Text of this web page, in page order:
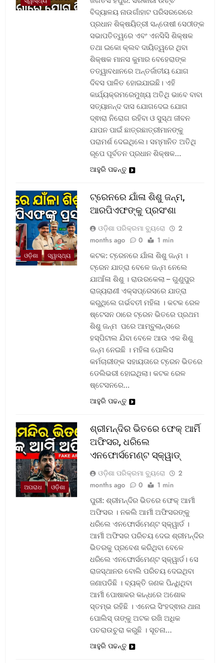
ବିଦ୍ୟାଳୟ ନାଉଗାଁହାଟ ପରିସରରେରେ
ପ୍ରଧାନ ଶିକ୍ଷୟିତ୍ରୀ ସନ୍ତୋଷୀ ସେଠୀଙ୍କ
ସଭାପତିତ୍ୱରେ ଏବଂ ଏନସିସି ଶିକ୍ଷକ
ତଥା ଇକୋ କ୍ଲବ ଦାୟିତ୍ୱରେ ଥିବା
ଶିକ୍ଷକ ମାନସ କୁମାର ବେହେରାଙ୍କ
ତତ୍ୱାବଧାନରେ ଅନ୍ତର୍ଜାତୀୟ ଯୋଗ
ଦିବସ ପାଳିତ ହୋଇଯାଇଛି। ଏହି
କାର୍ଯ୍ୟକ୍ରମରେମୁଖ୍ୟ ଅତିଥି ଭାବେ ବାବା
ସତ୍ୟାନନ୍ଦ ଦାସ ଯୋଗଦେଇ ଯୋଗ
ଦ୍ଵାରା ନିରୋଗ ରହିବା ଓ ସୁସ୍ଥ ଜୀବନ
ଯାପନ ପାଇଁ ଛାତ୍ରଛାତ୍ରୀମାନଙ୍କୁ
ପରାମର୍ଶ ଦେଇଥିଲେ। ସମ୍ମାନିତ ଅତିଥି
ରୂପେ ପୂର୍ବତନ ପ୍ରଧାନ ଶିକ୍ଷକ…
ଆହୁରି ପଢନ୍ତୁ
ଓଡ଼ିଶା ସ୍ୱାସ୍ଥ୍ୟ
ଟ୍ରେନରେ ଯାଁଳା ଶିଶୁ ଜନ୍ମ,
ଆରପିଏଫଙ୍କୁ ପ୍ରସଂଶା
ଓଡ଼ିଶା ପରିକ୍ରମା ବ୍ୟୁରୋ
2
months ago
0 1 min
କଟକ: ଟ୍ରେନରେ ଯାଁଳା ଶିଶୁ ଜନ୍ମ ।
ଟ୍ରେନ ଯାତ୍ରା ବେଳେ ଜନ୍ମ ନେଲେ
ଯାଆଁଳା ଶିଶୁ । ରାଉରକେଲା – ଗୁଣୁପୁର
ରାଜ୍ୟରାଣୀ ଏକ୍ସପ୍ରେସରେ ଯାତ୍ରା
କରୁଥିଲେ ଗର୍ଭବତୀ ମହିଳା । କଟକ ରେଳ
ଷ୍ଟେସନ ଠାରେ ଟ୍ରେନ ଭିତରେ ପ୍ରଥମ
ଶିଶୁ ଜନ୍ମ ପରେ ଆମ୍ବୁଲାନ୍ସରେ
ହସ୍ପିଟାଲ ଯିବା ବେଳେ ଆଉ ଏକ ଶିଶୁ
ଜନ୍ମ ନେଇଛି । ମହିଳା ପୋଲିସ
କର୍ମଚାରୀଙ୍କ ସହାୟତାରେ ଟ୍ରେନ ଭିତରେ
ଡେଲିଭରୀ ହୋଇଥିଲା। କଟକ ରେଳ
ଷ୍ଟେସନରେ…
ଆହୁରି ପଢନ୍ତୁ
ଅପରାଧ ଓଡ଼ିଶା
ଶ୍ରୀମନ୍ଦିର ଭିତରେ ଫେକ୍ ଆର୍ମି
ଅଫିସର, ଧରିଲେ
ଏନଫୋର୍ସମେଣ୍ଟ ସ୍କ୍ୱାଡ୍‌
ଓଡ଼ିଶା ପରିକ୍ରମା ବ୍ୟୁରୋ
2
months ago
0 1 min
ପୁରୀ: ଶ୍ରୀମନ୍ଦିର ଭିତରେ ଫେକ୍ ଆର୍ମୀ
ଅଫିସର । ନକଲି ଆର୍ମୀ ଅଫିସରଙ୍କୁ
ଧରିଲେ ଏନଫୋର୍ସମେଣ୍ଟ ସ୍କ୍ୱାର୍ଡ ।
ଆର୍ମୀ ଅଫିସର ପରିଚୟ ଦେଇ ଶ୍ରୀମନ୍ଦିର
ଭିତରକୁ ପ୍ରବେଶ କରିଥିବା ବେଳେ
ଧରିଲେ ଏନଫୋର୍ସମେଣ୍ଟ ସ୍କ୍ୱାର୍ଡ। ସେ
ରାଜସ୍ଥାନର ବୋଲି ପରିଚୟ ଦେଇଥିବା
ଜଣାପଡିଛି । ବ୍ୟକ୍ତି ଜଣକ ପିନ୍ଧିଥିବା
ଆର୍ମୀ ପୋଷାକର କାନ୍ଧରେ ଅଶୋକ
ସ୍ତମ୍ଭ ରହିଛି । ଏନେଇ ସିଂହଦ୍ଵାର ଥାନା
ପୋଲିସ୍ ତାଙ୍କୁ ଅଟକ ରଖି ଅଧିକ
ପଚରାଉଚୁରା କରୁଛି । ସୂଚନା…
ଆହୁରି ପଢନ୍ତୁ